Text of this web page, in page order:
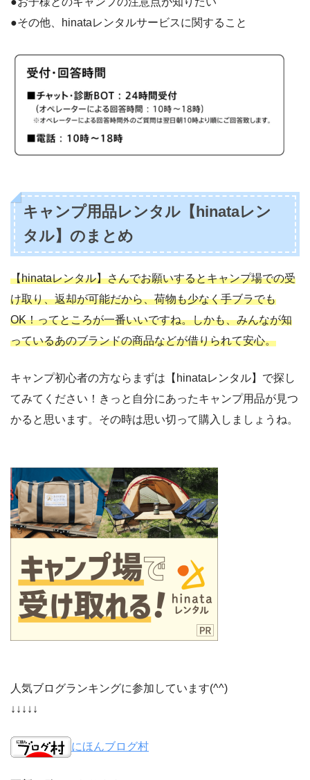
●その他、hinataレンタルサービスに関すること
キャンプ用品レンタル【hinataレン
タル】のまとめ
【hinataレンタル】さんでお願いするとキャンプ場での受
け取り、返却が可能だから、荷物も少なく手ブラでも
OK！ってところが一番いいですね。しかも、みんなが知
っているあのブランドの商品などが借りられて安心。
キャンプ初心者の方ならまずは【hinataレンタル】で探し
てみてください！きっと自分にあったキャンプ用品が見つ
かると思います。その時は思い切って購入しましょうね。
人気ブログランキングに参加しています(^^)
↓↓↓↓↓
にほんブログ村